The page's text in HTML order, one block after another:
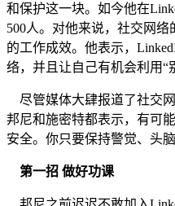
和保护这一块。如今他在
500人。对他来说，社交网
的工作成效。他表示，
络，并且让自己有机会利用“
尽管媒体大肆报道了社交
邦尼和施密特都表示，有可
安全。你只要保持警觉、头
第一招 做好功课